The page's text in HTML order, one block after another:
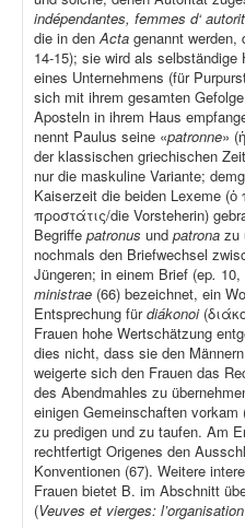
indépendantes, femmes d‘
die in denActa genannt werden,
14-15); sie wird als
eines Unternehmens (für
sich mit ihrem gesamten
Aposteln in ihrem Haus
nennt Paulus seine «patronne»
der klassischen griechischen
nur die maskuline Variante;
Kaiserzeit die beiden Lexeme
προστάτις/die Vorsteherin)
Begriffe patronus und patrona zu
nochmals den Briefwechsel
Jüngeren; in einem Brief (ep. 10,
ministrae (66) bezeichnet, ein
Entsprechung fürdiákonoi
Frauen hohe Wertschätzung
dies nicht, dass sie den
weigerte sich den Frauen das
des Abendmahles zu
einigen Gemeinschaften
zu predigen und zu taufen. Am
rechtfertigt Origenes den
Konventionen (67). Weitere
Frauen bietet B. im Abschnitt
(Veuves et vierges: